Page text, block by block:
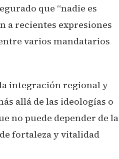
que “nadie es
a recientes expresiones
varios mandatarios
integración regional y
allá de las ideologías o
no puede depender de la
fortaleza y vitalidad